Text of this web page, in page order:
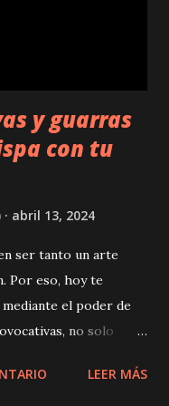
y guarras
con tu
abril 13, 2024
ser tanto un arte
Por eso, hoy te
el poder de
no solo
emocional y física
LEER MÁS